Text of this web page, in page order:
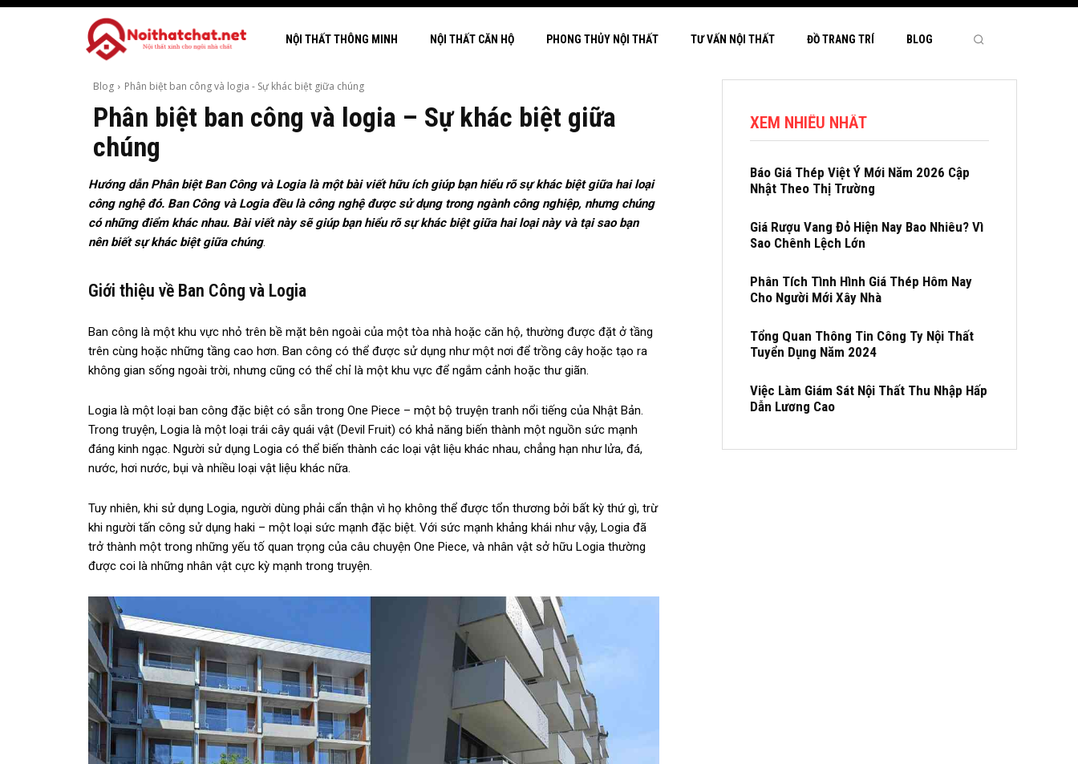
NỘI THẤT THÔNG MINH NỘI THẤT CĂN HỘ PHONG THỦY NỘI THẤT TƯ VẤN NỘI THẤT ĐỒ TRANG TRÍ BLOG
Blog Phân biệt ban công và logia - Sự khác biệt giữa chúng
Phân biệt ban công và logia – Sự khác biệt giữa
chúng
Hướng dẫn Phân biệt Ban Công và Logia là một bài viết hữu ích giúp bạn hiểu rõ sự khác biệt giữa hai loại
công nghệ đó. Ban Công và Logia đều là công nghệ được sử dụng trong ngành công nghiệp, nhưng chúng
có những điểm khác nhau. Bài viết này sẽ giúp bạn hiểu rõ sự khác biệt giữa hai loại này và tại sao bạn
nên biết sự khác biệt giữa chúng.
Giới thiệu về Ban Công và Logia
Ban công là một khu vực nhỏ trên bề mặt bên ngoài của một tòa nhà hoặc căn hộ, thường được đặt ở tầng
trên cùng hoặc những tầng cao hơn. Ban công có thể được sử dụng như một nơi để trồng cây hoặc tạo ra
không gian sống ngoài trời, nhưng cũng có thể chỉ là một khu vực để ngắm cảnh hoặc thư giãn.
Logia là một loại ban công đặc biệt có sẵn trong One Piece – một bộ truyện tranh nổi tiếng của Nhật Bản.
Trong truyện, Logia là một loại trái cây quái vật (Devil Fruit) có khả năng biến thành một nguồn sức mạnh
đáng kinh ngạc. Người sử dụng Logia có thể biến thành các loại vật liệu khác nhau, chẳng hạn như lửa, đá,
nước, hơi nước, bụi và nhiều loại vật liệu khác nữa.
Tuy nhiên, khi sử dụng Logia, người dùng phải cẩn thận vì họ không thể được tổn thương bởi bất kỳ thứ gì, trừ
khi người tấn công sử dụng haki – một loại sức mạnh đặc biệt. Với sức mạnh khảng khái như vậy, Logia đã
trở thành một trong những yếu tố quan trọng của câu chuyện One Piece, và nhân vật sở hữu Logia thường
được coi là những nhân vật cực kỳ mạnh trong truyện.
XEM NHIỀU NHẤT
Báo Giá Thép Việt Ý Mới Năm 2026 Cập
Nhật Theo Thị Trường
Giá Rượu Vang Đỏ Hiện Nay Bao Nhiêu? Vì
Sao Chênh Lệch Lớn
Phân Tích Tình Hình Giá Thép Hôm Nay
Cho Người Mới Xây Nhà
Tổng Quan Thông Tin Công Ty Nội Thất
Tuyển Dụng Năm 2024
Việc Làm Giám Sát Nội Thất Thu Nhập Hấp
Dẫn Lương Cao